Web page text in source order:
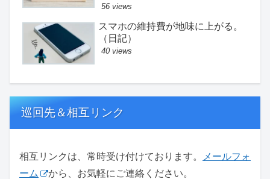
56 views
スマホの維持費が地味に上がる。
（日記）
40 views
巡回先＆相互リンク
相互リンクは、常時受け付けております。
メールフォ
ーム
から、お気軽にご連絡ください。